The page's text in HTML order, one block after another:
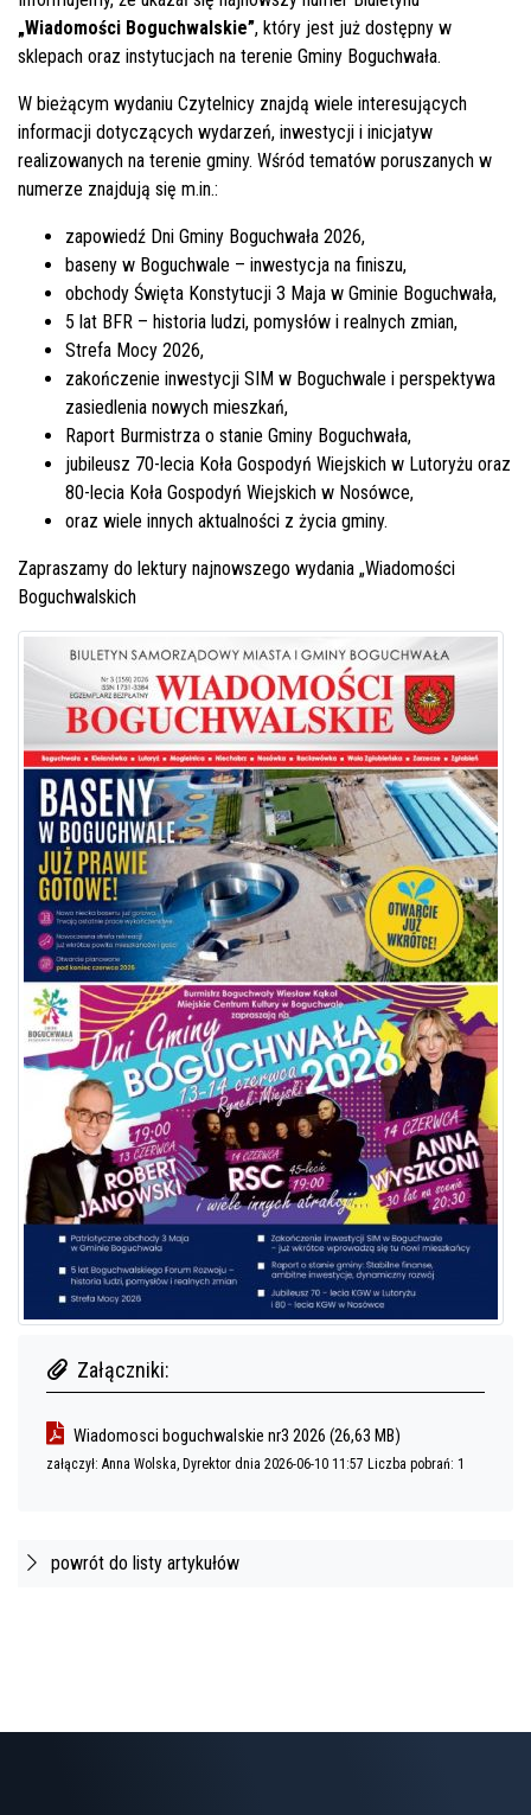
„Wiadomości Boguchwalskie”, który jest już dostępny w
sklepach oraz instytucjach na terenie Gminy Boguchwała.
W bieżącym wydaniu Czytelnicy znajdą wiele interesujących
informacji dotyczących wydarzeń, inwestycji i inicjatyw
realizowanych na terenie gminy. Wśród tematów poruszanych w
numerze znajdują się m.in.:
zapowiedź Dni Gminy Boguchwała 2026,
baseny w Boguchwale – inwestycja na finiszu,
obchody Święta Konstytucji 3 Maja w Gminie Boguchwała,
5 lat BFR – historia ludzi, pomysłów i realnych zmian,
Strefa Mocy 2026,
zakończenie inwestycji SIM w Boguchwale i perspektywa
zasiedlenia nowych mieszkań,
Raport Burmistrza o stanie Gminy Boguchwała,
jubileusz 70-lecia Koła Gospodyń Wiejskich w Lutoryżu oraz
80-lecia Koła Gospodyń Wiejskich w Nosówce,
oraz wiele innych aktualności z życia gminy.
Zapraszamy do lektury najnowszego wydania „Wiadomości
Boguchwalskich
Załączniki:
nazwa załącznika
Wiadomosci boguchwalskie nr3 2026 wielkość załącznika
(26,63 MB)
załączył: Anna Wolska, Dyrektor dnia 2026-06-10 11:57 Liczba pobrań: 1
powrót do listy artykułów